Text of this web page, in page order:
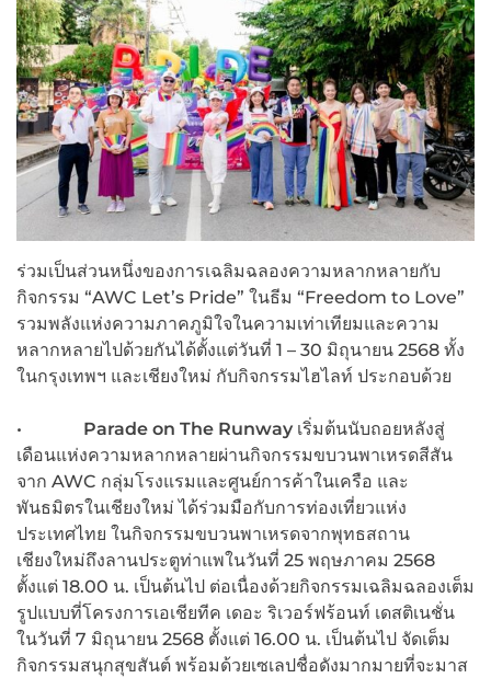
ร่วมเป็นส่วนหนึ่งของการเฉลิมฉลองความหลากหลายกับ
กิจกรรม “AWC Let’s Pride” ในธีม “Freedom to Love”
รวมพลังแห่งความภาคภูมิใจในความเท่าเทียมและความ
หลากหลายไปด้วยกันได้ตั้งแต่วันที่ 1 – 30 มิถุนายน 2568 ทั้ง
ในกรุงเทพฯ และเชียงใหม่ กับกิจกรรมไฮไลท์ ประกอบด้วย
• Parade on The Runway เริ่มต้นนับถอยหลังสู่
เดือนแห่งความหลากหลายผ่านกิจกรรมขบวนพาเหรดสีสัน
จาก AWC กลุ่มโรงแรมและศูนย์การค้าในเครือ และ
พันธมิตรในเชียงใหม่ ได้ร่วมมือกับการท่องเที่ยวแห่ง
ประเทศไทย ในกิจกรรมขบวนพาเหรดจากพุทธสถาน
เชียงใหม่ถึงลานประตูท่าแพในวันที่ 25 พฤษภาคม 2568
ตั้งแต่ 18.00 น. เป็นต้นไป ต่อเนื่องด้วยกิจกรรมเฉลิมฉลองเต็ม
รูปแบบที่โครงการเอเชียทีค เดอะ ริเวอร์ฟร้อนท์ เดสติเนชั่น
ในวันที่ 7 มิถุนายน 2568 ตั้งแต่ 16.00 น. เป็นต้นไป จัดเต็ม
กิจกรรมสนุกสุขสันต์ พร้อมด้วยเซเลปชื่อดังมากมายที่จะมาส